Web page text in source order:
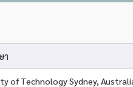
า
of Technology Sydney,